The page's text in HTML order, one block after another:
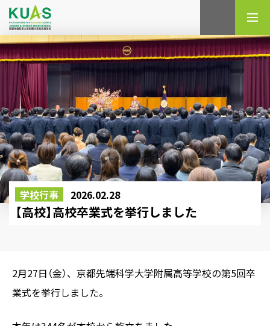
検索
学校行事 2026.02.28
【高校】高校卒業式を挙行しました
2月27日（金）、京都先端科学大学附属高等学校の第5回卒
業式を挙行しました。